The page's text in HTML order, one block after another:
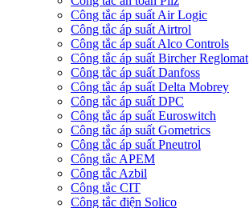
Công tắc áp suất Air Logic
Công tắc áp suất Airtrol
Công tắc áp suất Alco Controls
Công tắc áp suất Bircher Reglomat
Công tắc áp suất Danfoss
Công tắc áp suất Delta Mobrey
Công tắc áp suất DPC
Công tắc áp suất Euroswitch
Công tắc áp suất Gometrics
Công tắc áp suất Pneutrol
Công tắc APEM
Công tắc Azbil
Công tắc CIT
Công tắc điện Solico